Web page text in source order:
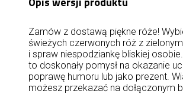
Zamów z dostawą piękne róże!
świeżych czerwonych róż z
i spraw niespodziankę bliskiej
to doskonały pomysł na okazanie
poprawę humoru lub jako prezent.
możesz przekazać na dołączonym